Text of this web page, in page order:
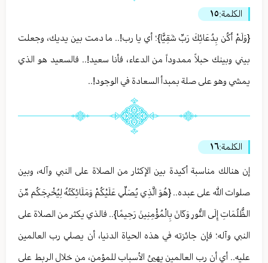
الكلمة:١٥
{وَلَمْ أَكُن بِدُعَائِكَ رَبِّ شَقِيًّا}؛ أي يا رب!.. ما دمت بين يديك، وجعلت
بيني وبينك حبلاً ممدوداً من الدعاء، فأنا سعيد!.. فالسعيد هو الذي
يمشي وهو على صلة بمبدأ السعادة في الوجود!..
الكلمة:١٦
إن هنالك مناسبة أكيدة بين الإكثار من الصلاة على النبي وآله، وبين
صلوات الله على عبده.. {هُوَ الَّذِي يُصَلِّي عَلَيْكُمْ وَمَلَائِكَتُهُ لِيُخْرِجَكُم مِّنَ
الظُّلُمَاتِ إِلَى النُّورِ وَكَانَ بِالْمُؤْمِنِينَ رَحِيمًا}.. فالذي يكثر من الصلاة على
النبي وآله؛ فإن جائزته في هذه الحياة الدنيا، أن يصلي رب العالمين
عليه.. أي أن رب العالمين يهيئ الأسباب للمؤمن، من خلال الربط على